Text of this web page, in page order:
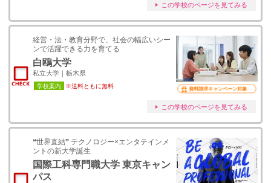
この学校のページを見てみる
経営・法・教育分野で、社会の幅広いシー
ンで活躍できる力を育てる
白鴎大学
私立大学｜栃木県
学校案内 ※送料ともに無料 資料請求キャンペーン対象
この学校のページを見てみる
❝世界直結❞ テクノロジー×エンタテインメ
ントの新大学誕生
国際工科専門職大学 東京キャン
パス